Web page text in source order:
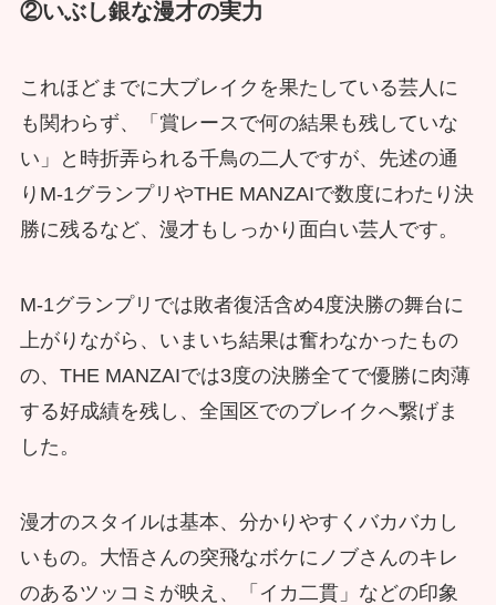
②いぶし銀な漫才の実力
これほどまでに大ブレイクを果たしている芸人に
も関わらず、「賞レースで何の結果も残していな
い」と時折弄られる千鳥の二人ですが、先述の通
りM-1グランプリやTHE MANZAIで数度にわたり決
勝に残るなど、漫才もしっかり面白い芸人です。
M-1グランプリでは敗者復活含め4度決勝の舞台に
上がりながら、いまいち結果は奮わなかったもの
の、THE MANZAIでは3度の決勝全てで優勝に肉薄
する好成績を残し、全国区でのブレイクへ繋げま
した。
漫才のスタイルは基本、分かりやすくバカバカし
いもの。大悟さんの突飛なボケにノブさんのキレ
のあるツッコミが映え、「イカ二貫」などの印象